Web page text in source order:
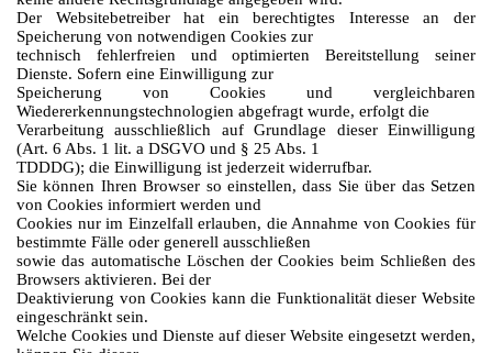
Der Websitebetreiber hat ein berechtigtes Interesse an der
Speicherung von notwendigen Cookies zur
technisch fehlerfreien und optimierten Bereitstellung seiner
Dienste. Sofern eine Einwilligung zur
Speicherung von Cookies und vergleichbaren
Wiedererkennungstechnologien abgefragt wurde, erfolgt die
Verarbeitung ausschließlich auf Grundlage dieser Einwilligung
(Art. 6 Abs. 1 lit. a DSGVO und § 25 Abs. 1
TDDDG); die Einwilligung ist jederzeit widerrufbar.
Sie können Ihren Browser so einstellen, dass Sie über das Setzen
von Cookies informiert werden und
Cookies nur im Einzelfall erlauben, die Annahme von Cookies für
bestimmte Fälle oder generell ausschließen
sowie das automatische Löschen der Cookies beim Schließen des
Browsers aktivieren. Bei der
Deaktivierung von Cookies kann die Funktionalität dieser Website
eingeschränkt sein.
Welche Cookies und Dienste auf dieser Website eingesetzt werden,